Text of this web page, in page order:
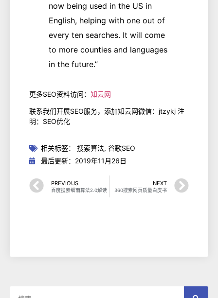
now being used in the US in
English, helping with one out of
every ten searches. It will come
to more counties and languages
in the future.”
更多SEO资料访问： 知云网
联系我们开展SEO服务，添加知云网微信：jtzykj 注
明：SEO优化
相关标签： 搜索算法, 谷歌SEO
最后更新：2019年11月26日
PREVIOUS
百度搜索细雨算法2.0解读
NEXT
360搜索网页质量白皮书